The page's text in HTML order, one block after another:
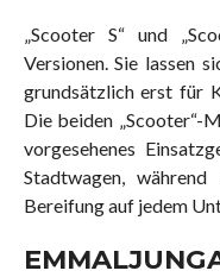
„Scooter S“ und
Versionen. Sie lassen
grundsätzlich erst für
Die beiden „Scooter“-
vorgesehenes
Stadtwagen,
Bereifung auf jedem